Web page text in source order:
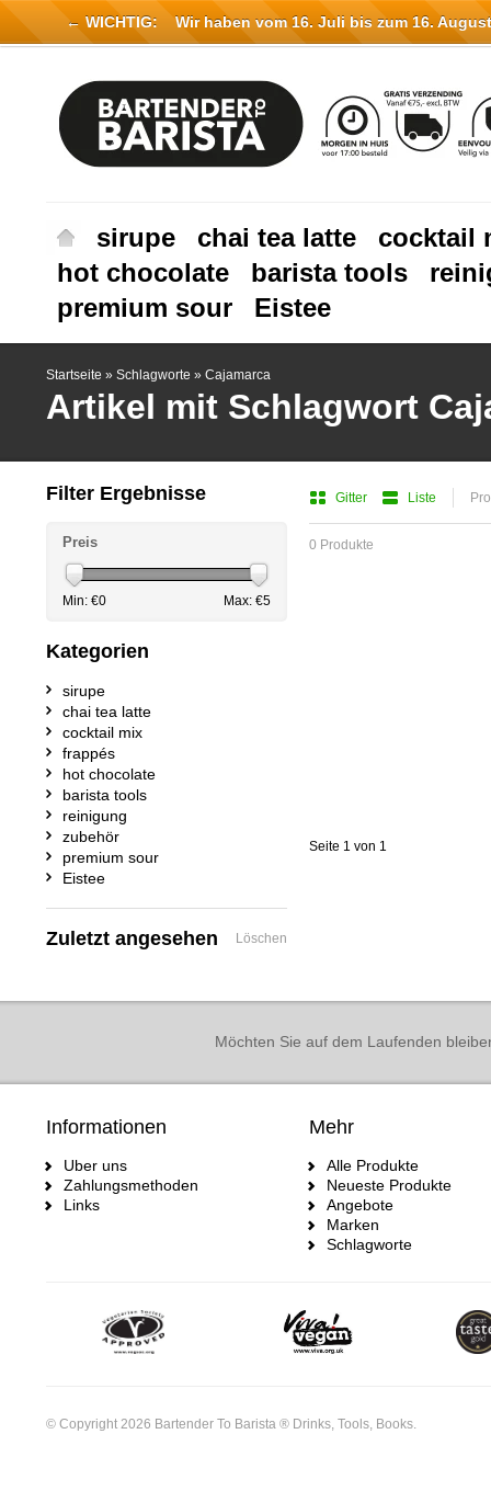
sirupe chai tea latte
cocktail
hot chocolate
barista tools
premium sour
Eistee
Startseite » Schlagworte » Cajamarca
Artikel mit Schlagwort
Gitter Liste
0 Produkte
Seite 1 von 1
Filter Ergebnisse
Preis
Min: €0 Max: €5
Kategorien
sirupe
chai tea latte
cocktail mix
frappés
hot chocolate
barista tools
reinigung
zubehör
premium sour
Eistee
Zuletzt angesehen Löschen
Möchten Sie auf dem Laufenden
Informationen
Uber uns
Zahlungsmethoden
Links
Mehr
Alle Produkte
Neueste Produkte
Angebote
Marken
Schlagworte
© Copyright 2026 Bartender To Barista ® Drinks, Tools, Books.
← WICHTIG: Wir haben vom 16. Juli bis zum 16.